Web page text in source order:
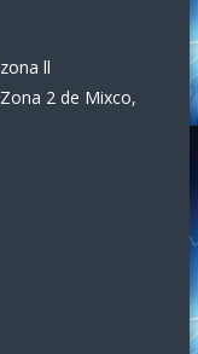
ll
2 de Mixco,